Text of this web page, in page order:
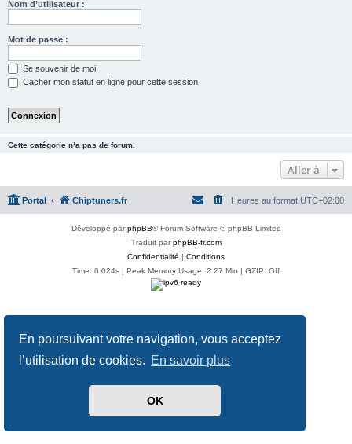
En poursuivant votre navigation, vous acceptez
l’utilisation de cookies. En savoir plus
OK
Nom d’utilisateur :
Mot de passe :
Se souvenir de moi
Cacher mon statut en ligne pour cette session
Cette catégorie n’a pas de forum.
Aller à
Portal Chiptuners.fr Heures au format UTC+02:00
Développé parphpBB® Forum Software © phpBB Limited
Traduit parphpBB-fr.com
Confidentialité | Conditions
Time: 0.024s | Peak Memory Usage: 2.27 Mio | GZIP: Off